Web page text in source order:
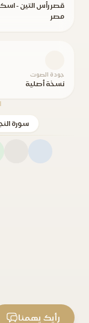
قصر رأس التين -
مصر
جودة الصوت
نسخة أصلية
سورة
رأيك يهمنا